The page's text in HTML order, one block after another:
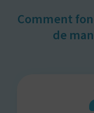
Comment
de